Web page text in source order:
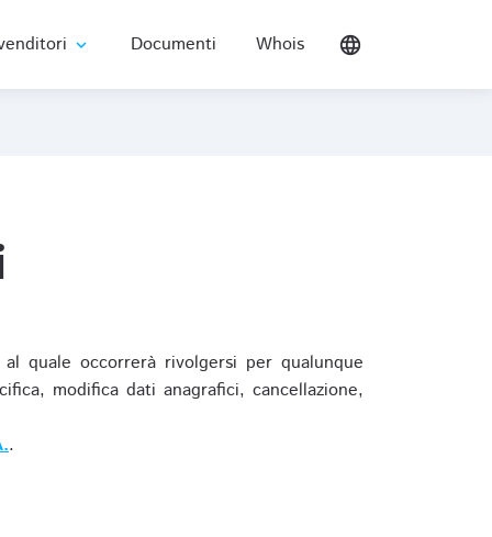
expand_more Documenti Whois language
quale occorrerà rivolgersi per qualunque
modifica dati anagrafici, cancellazione,
.